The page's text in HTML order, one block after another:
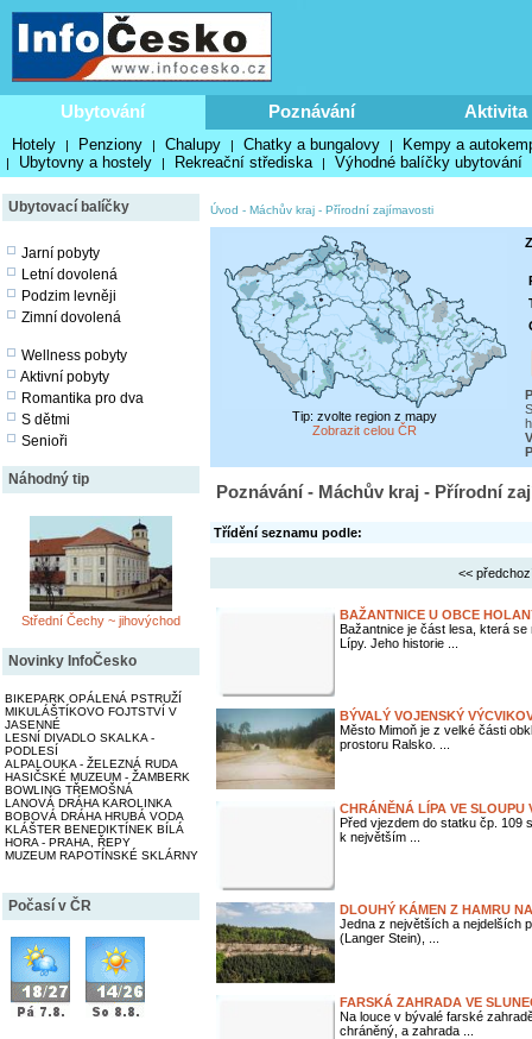
Ubytování Poznávání Aktivita
Hotely | Penziony | Chalupy | Chatky a bungalovy | Kempy a
| Ubytovny a hostely | Rekreační střediska | Výhodné balíčky ubytování
Ubytovací balíčky
Jarní pobyty
Letní dovolená
Podzim levněji
Zimní dovolená
Wellness pobyty
Aktivní pobyty
Romantika pro dva
S dětmi
Senioři
Náhodný tip
Střední Čechy ~ jihovýchod
Novinky InfoČesko
BIKEPARK OPÁLENÁ PSTRUŽÍ
MIKULÁŠTÍKOVO FOJTSTVÍ V
JASENNÉ
LESNÍ DIVADLO SKALKA -
PODLESÍ
ALPALOUKA - ŽELEZNÁ RUDA
HASIČSKÉ MUZEUM - ŽAMBERK
BOWLING TŘEMOŠNÁ
LANOVÁ DRÁHA KAROLINKA
BOBOVÁ DRÁHA HRUBÁ VODA
KLÁŠTER BENEDIKTÍNEK BÍLÁ
HORA - PRAHA, ŘEPY
MUZEUM RAPOTÍNSKÉ SKLÁRNY
Počasí v ČR
Úvod - Máchův kraj - Přírodní zajímavosti
Tip: zvolte region z mapy
Zobrazit celou ČR
Poznávání - Máchův kraj - Přírodní
Třídění seznamu podle:
<<
BAŽANTNICE U OBCE
Bažantnice je část lesa, která
Lípy. Jeho historie ...
BÝVALÝ VOJENSKÝ
Město Mimoň je z velké části
prostoru Ralsko. ...
CHRÁNĚNÁ LÍPA VE SLOUPU
Před vjezdem do statku čp. 109
k největším ...
DLOUHÝ KÁMEN Z HAMRU
Jedna z největších a nejdelších
(Langer Stein), ...
FARSKÁ ZAHRADA VE
Na louce v bývalé farské
chráněný, a zahrada ...